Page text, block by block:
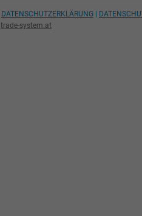
DATENSCHUTZERKLÄRUNG
trade-system.at